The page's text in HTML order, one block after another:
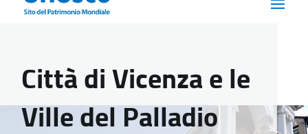
Città di Vicenza e le
Ville del Palladio